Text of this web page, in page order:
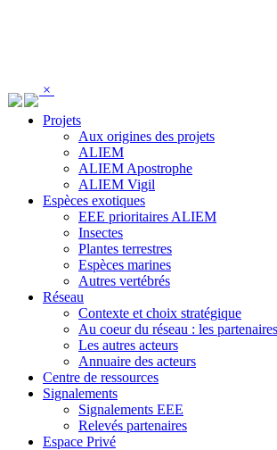
×
Projets
Aux origines des projets
ALIEM
ALIEM Apostrophe
ALIEM Vigil
Espèces exotiques
EEE prioritaires ALIEM
Insectes
Plantes terrestres
Espèces marines
Autres vertébrés
Réseau
Contexte et choix stratégique
Au coeur du réseau : les
Les autres acteurs
Annuaire des acteurs
Centre de ressources
Signalements
Signalements EEE
Relevés partenaires
Espace Privé